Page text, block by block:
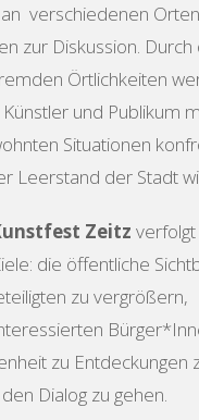
verschiedenen
zur Diskussion. Durch
Örtlichkeiten
Künstler und Publikum
Situationen
Leerstand der Stadt
Zeitz
die öffentliche
zu vergrößern,
zu Entdeckungen
Dialog zu gehen.